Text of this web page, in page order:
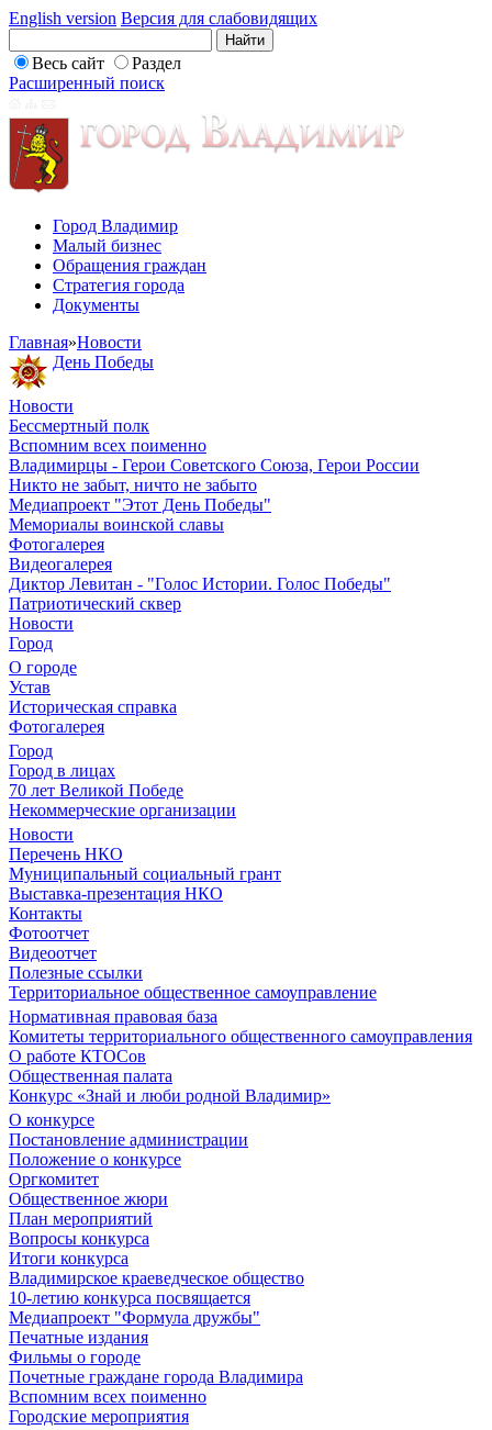
English version Версия для слабовидящих
Весь сайт
Раздел
Расширенный поиск
Город Владимир
Малый бизнес
Обращения граждан
Стратегия города
Документы
Главная»Новости
День Победы
Новости
Бессмертный полк
Вспомним всех поименно
Владимирцы - Герои Советского Союза, Герои России
Никто не забыт, ничто не забыто
Медиапроект "Этот День Победы"
Мемориалы воинской славы
Фотогалерея
Видеогалерея
Диктор Левитан - "Голос Истории. Голос Победы"
Патриотический сквер
Новости
Город
О городе
Устав
Историческая справка
Фотогалерея
Город
Город в лицах
70 лет Великой Победе
Некоммерческие организации
Новости
Перечень НКО
Муниципальный социальный грант
Выставка-презентация НКО
Контакты
Фотоотчет
Видеоотчет
Полезные ссылки
Территориальное общественное самоуправление
Нормативная правовая база
Комитеты территориального общественного самоуправления
О работе КТОСов
Общественная палата
Конкурс «Знай и люби родной Владимир»
О конкурсе
Постановление администрации
Положение о конкурсе
Оргкомитет
Общественное жюри
План мероприятий
Вопросы конкурса
Итоги конкурса
Владимирское краеведческое общество
10-летию конкурса посвящается
Медиапроект "Формула дружбы"
Печатные издания
Фильмы о городе
Почетные граждане города Владимира
Вспомним всех поименно
Городские мероприятия